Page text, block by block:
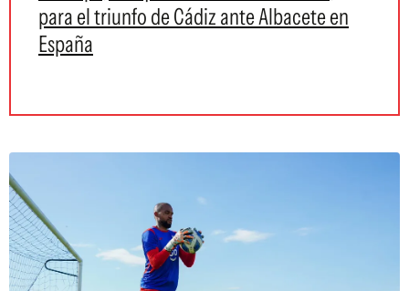
para el triunfo de Cádiz ante Albacete en
España